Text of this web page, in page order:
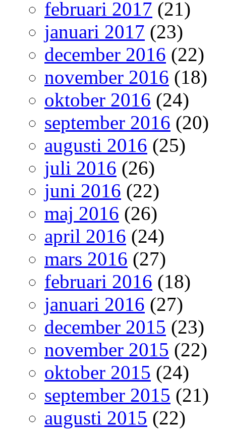
februari 2017 (21)
januari 2017 (23)
december 2016 (22)
november 2016 (18)
oktober 2016 (24)
september 2016 (20)
augusti 2016 (25)
juli 2016 (26)
juni 2016 (22)
maj 2016 (26)
april 2016 (24)
mars 2016 (27)
februari 2016 (18)
januari 2016 (27)
december 2015 (23)
november 2015 (22)
oktober 2015 (24)
september 2015 (21)
augusti 2015 (22)